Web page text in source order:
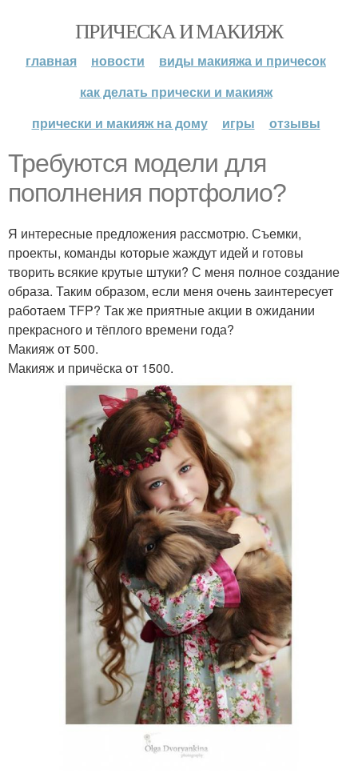
ПРИЧЕСКА И МАКИЯЖ
главная новости
виды макияжа и причесок
как делать прически и макияж
прически и макияж на дому
игры отзывы
Требуются модели для
пополнения портфолио?
Я интересные предложения рассмотрю. Съемки,
проекты, команды которые жаждут идей и готовы
творить всякие крутые штуки? С меня полное создание
образа. Таким образом, если меня очень заинтересует
работаем TFP? Так же приятные акции в ожидании
прекрасного и тёплого времени года?
Макияж от 500.
Макияж и причёска от 1500.